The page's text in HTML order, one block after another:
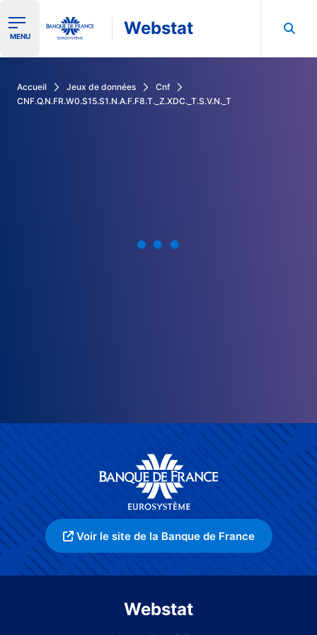
Ouvrir le menu de navigation
MENU Webstat
Accueil Jeux de données
Cnf
CNF.Q.N.FR.W0.S15.S1.N.A.F.F8.T._Z.XDC._T.S.V.N._T
Voir le site de la Banque de France
Webstat